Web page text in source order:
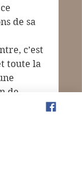
de sa
c’est
toute la
de
douzaine